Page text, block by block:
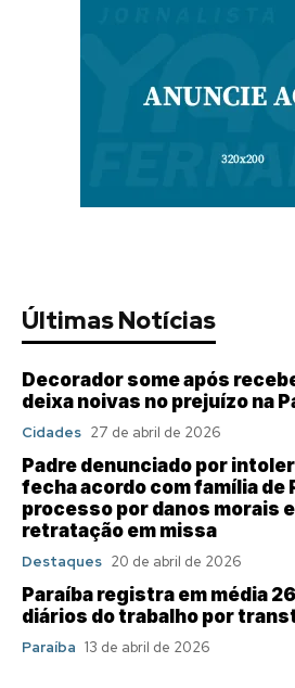
Últimas Notícias
Decorador some após
deixa noivas no prejuízo na
Cidades 27 de abril de 2026
Padre denunciado por
fecha acordo com família de
processo por danos morais
retratação em missa
Destaques 20 de abril de 2026
Paraíba registra em média
diários do trabalho por
Paraíba 13 de abril de 2026